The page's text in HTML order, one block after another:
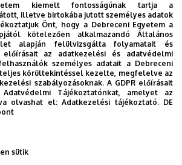
képfeldolgozás
kiegyensúlyozatlan
kiemelt fontosságúnak tartja a
illetve birtokába jutott személyes adatok
Önt, hogy a Debreceni Egyetem a
kötelezően alkalmazandó Általános
alapján felülvizsgálta folyamatait és
az adatkezelési és adatvédelmi
személyes adatait a Debreceni
teljes körültekintéssel kezelte, megfelelve az
szabályozásoknak. A GDPR előírásait
Tájékoztatónkat, amelyet az
olvashat el:Adatkezelési tájékoztató. DE
sütik